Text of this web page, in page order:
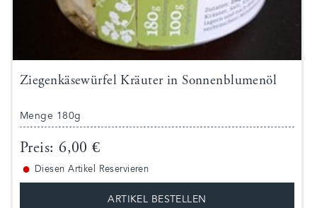
Ziegenkäsewürfel Kräuter in Sonnenblumenöl
Menge 180g
Preis: 6,00 €
● Diesen Artikel Reservieren
ARTIKEL BESTELLEN